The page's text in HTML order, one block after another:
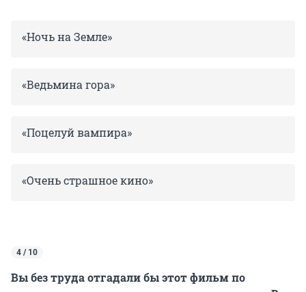
«Ночь на Земле»
«Ведьмина гора»
«Поцелуй вампира»
«Очень страшное кино»
4 / 10
Вы без труда отгадали бы этот фильм по